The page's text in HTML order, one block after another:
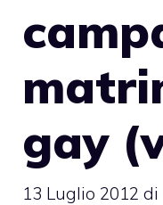
gay
13 Luglio 2012 di